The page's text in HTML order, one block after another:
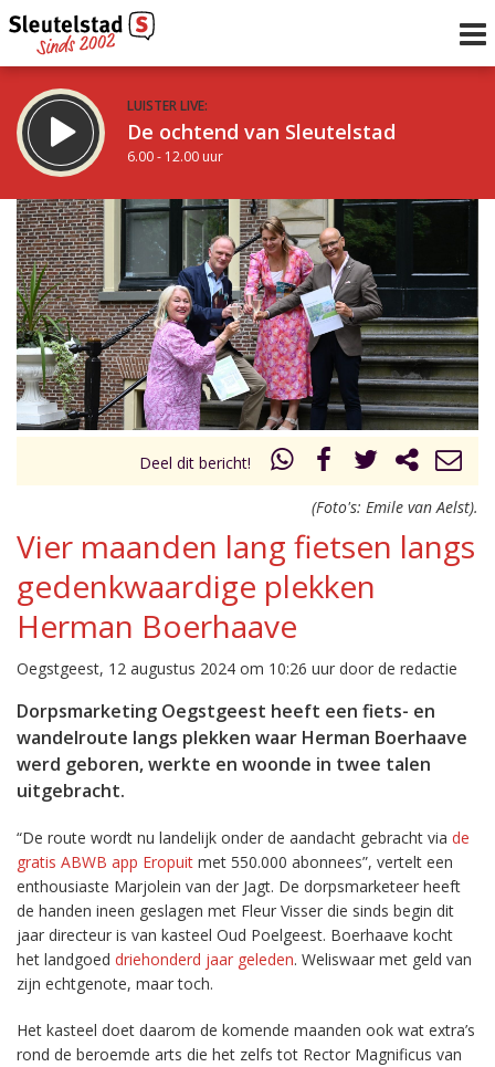
LUISTER LIVE:
De ochtend van Sleutelstad
6.00 - 12.00 uur
STRAKS:
De middag van Sleutelstad
12.00 - 19.00 uur
Vorig uur
uur 1 van 0 Volgend uur
Inklappen
Deel dit bericht!
(Foto's: Emile van Aelst).
Vier maanden lang fietsen langs
gedenkwaardige plekken
Herman Boerhaave
Oegstgeest, 12 augustus 2024 om 10:26 uur door de redactie
Dorpsmarketing Oegstgeest heeft een fiets- en
wandelroute langs plekken waar Herman Boerhaave
werd geboren, werkte en woonde in twee talen
uitgebracht.
“De route wordt nu landelijk onder de aandacht gebracht via de
gratis ABWB app Eropuit met 550.000 abonnees”, vertelt een
enthousiaste Marjolein van der Jagt. De dorpsmarketeer heeft
de handen ineen geslagen met Fleur Visser die sinds begin dit
jaar directeur is van kasteel Oud Poelgeest. Boerhaave kocht
het landgoed driehonderd jaar geleden. Weliswaar met geld van
zijn echtgenote, maar toch.
Het kasteel doet daarom de komende maanden ook wat extra’s
rond de beroemde arts die het zelfs tot Rector Magnificus van